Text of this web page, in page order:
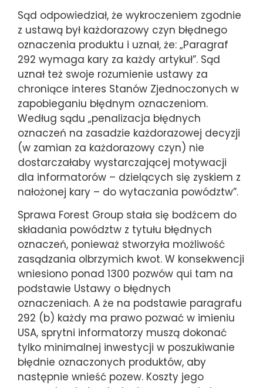
Sąd odpowiedział, że wykroczeniem zgodnie
z ustawą był każdorazowy czyn błędnego
oznaczenia produktu i uznał, że: „Paragraf
292 wymaga kary za każdy artykuł”. Sąd
uznał też swoje rozumienie ustawy za
chroniące interes Stanów Zjednoczonych w
zapobieganiu błędnym oznaczeniom.
Według sądu „penalizacja błędnych
oznaczeń na zasadzie każdorazowej decyzji
(w zamian za każdorazowy czyn) nie
dostarczałaby wystarczającej motywacji
dla informatorów – dzielących się zyskiem z
nałożonej kary – do wytaczania powództw”.
Sprawa Forest Group stała się bodźcem do
składania powództw z tytułu błędnych
oznaczeń, ponieważ stworzyła możliwość
zasądzania olbrzymich kwot. W konsekwencji
wniesiono ponad 1300 pozwów qui tam na
podstawie Ustawy o błędnych
oznaczeniach. A że na podstawie paragrafu
292 (b) każdy ma prawo pozwać w imieniu
USA, sprytni informatorzy muszą dokonać
tylko minimalnej inwestycji w poszukiwanie
błędnie oznaczonych produktów, aby
następnie wnieść pozew. Koszty jego